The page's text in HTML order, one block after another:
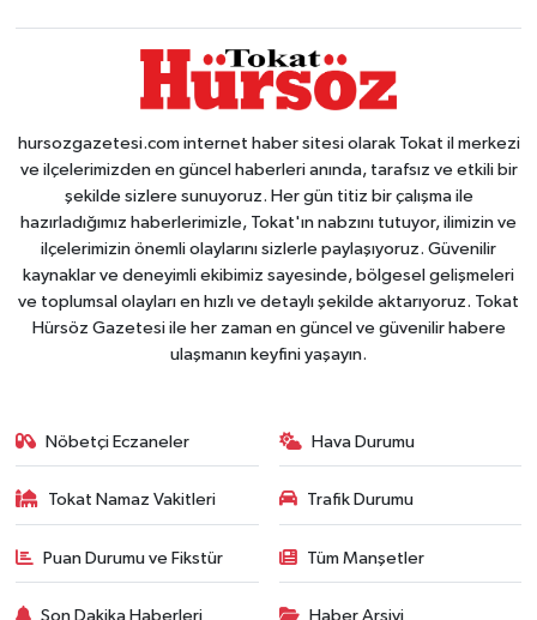
hursozgazetesi.com internet haber sitesi olarak Tokat il merkezi
ve ilçelerimizden en güncel haberleri anında, tarafsız ve etkili bir
şekilde sizlere sunuyoruz. Her gün titiz bir çalışma ile
hazırladığımız haberlerimizle, Tokat'ın nabzını tutuyor, ilimizin ve
ilçelerimizin önemli olaylarını sizlerle paylaşıyoruz. Güvenilir
kaynaklar ve deneyimli ekibimiz sayesinde, bölgesel gelişmeleri
ve toplumsal olayları en hızlı ve detaylı şekilde aktarıyoruz. Tokat
Hürsöz Gazetesi ile her zaman en güncel ve güvenilir habere
ulaşmanın keyfini yaşayın.
Nöbetçi Eczaneler Hava Durumu
Tokat Namaz Vakitleri Trafik Durumu
Puan Durumu ve Fikstür Tüm Manşetler
Son Dakika Haberleri Haber Arşivi